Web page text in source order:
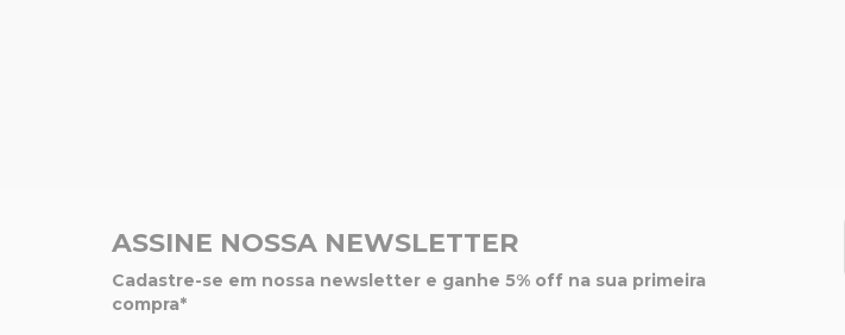
ASSINE NOSSA NEWSLETTER
Cadastre-se em nossa newsletter e ganhe 5% off na sua primeira
compra*